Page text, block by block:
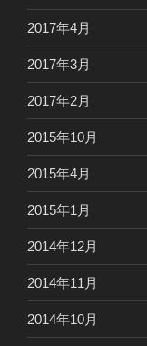
2017年4月
2017年3月
2017年2月
2015年10月
2015年4月
2015年1月
2014年12月
2014年11月
2014年10月